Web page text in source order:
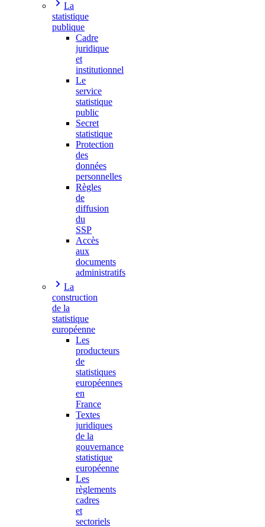
La
statistique
publique
Cadre
juridique
et
institutionnel
Le
service
statistique
public
Secret
statistique
Protection
des
données
personnelles
Règles
de
diffusion
du
SSP
Accès
aux
documents
administratifs
La
construction
de la
statistique
européenne
Les
producteurs
de
statistiques
européennes
en
France
Textes
juridiques
de la
gouvernance
statistique
européenne
Les
règlements
cadres
et
sectoriels